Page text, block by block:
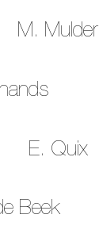
M. Mulder
E. Quix
Beek